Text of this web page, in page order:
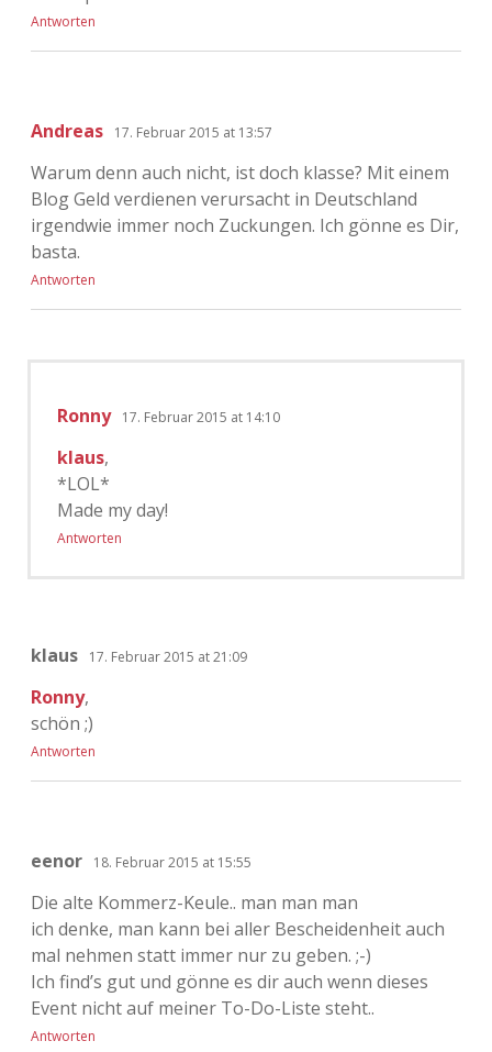
Antworten
Andreas 17. Februar 2015 at 13:57
Warum denn auch nicht, ist doch klasse? Mit einem
Blog Geld verdienen verursacht in Deutschland
irgendwie immer noch Zuckungen. Ich gönne es Dir,
basta.
Antworten
Ronny 17. Februar 2015 at 14:10
klaus,
*LOL*
Made my day!
Antworten
klaus 17. Februar 2015 at 21:09
Ronny,
schön ;)
Antworten
eenor 18. Februar 2015 at 15:55
Die alte Kommerz-Keule.. man man man
ich denke, man kann bei aller Bescheidenheit auch
mal nehmen statt immer nur zu geben. ;-)
Ich find’s gut und gönne es dir auch wenn dieses
Event nicht auf meiner To-Do-Liste steht..
Antworten